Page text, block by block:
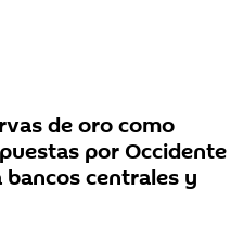
de oro como
por Occidente
bancos centrales y